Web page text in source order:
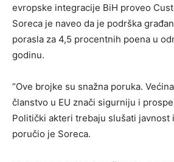
evropske integracije BiH proveo
Soreca je naveo da je podrška
porasla za 4,5 procentnih poena u
godinu.
“Ove brojke su snažna poruka.
članstvo u EU znači sigurniju i
Politički akteri trebaju slušati javnost
poručio je Soreca.